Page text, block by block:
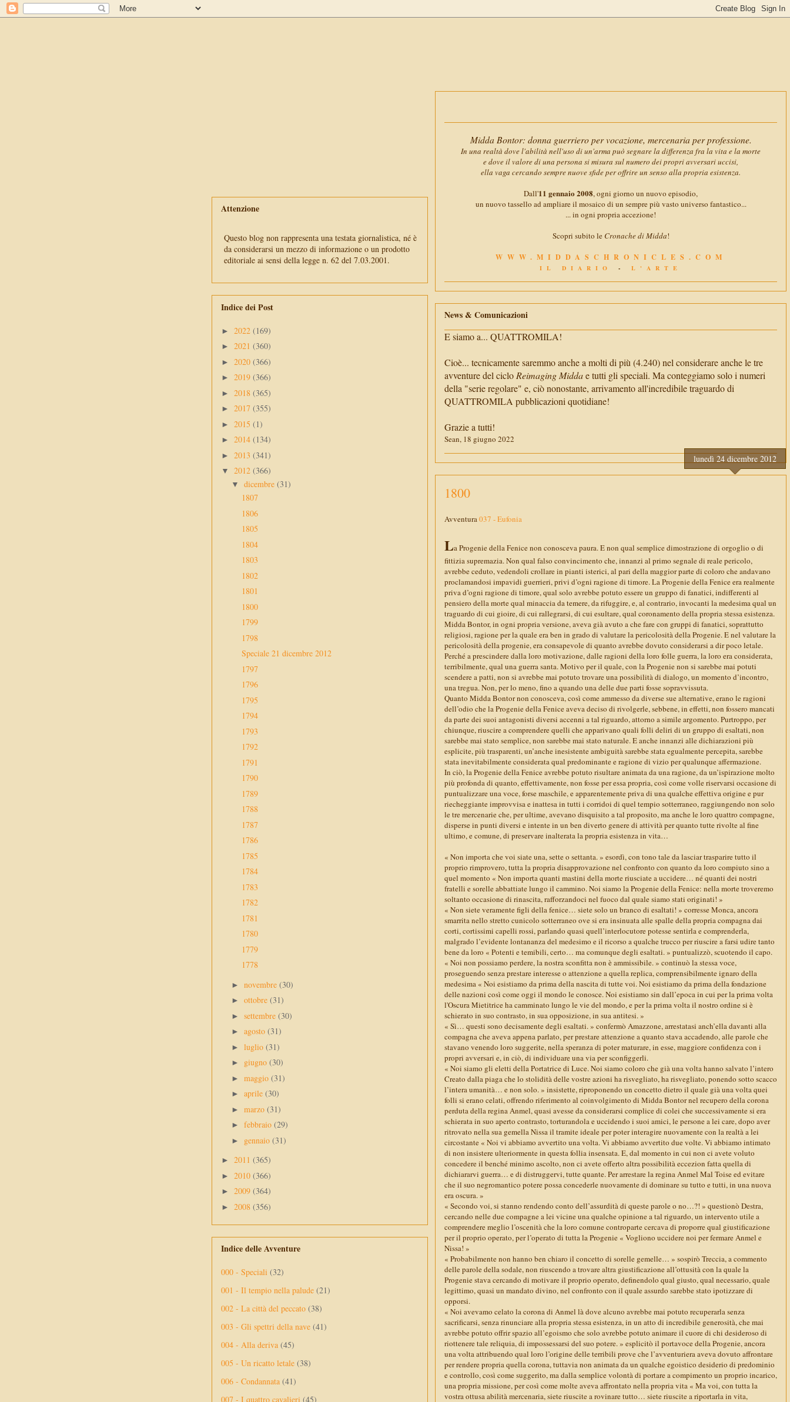
Midda Bontor: donna guerriero per vocazione, mercenaria per professione.
In una realtà dove l'abilità nell'uso di un'arma può segnare la differenza fra la vita e la morte
e dove il valore di una persona si misura sul numero dei propri avversari uccisi,
ella vaga cercando sempre nuove sfide per offrire un senso alla propria esistenza.
Dall'11 gennaio 2008, ogni giorno un nuovo episodio,
un nuovo tassello ad ampliare il mosaico di un sempre più vasto universo fantastico...
... in ogni propria accezione!
Scopri subito le Cronache di Midda!
WWW.MIDDASCHRONICLES.COM
IL DIARIO - L'ARTE
News & Comunicazioni
E siamo a... QUATTROMILA!
Cioè... tecnicamente saremmo anche a molti di più (4.240) nel considerare anche le tre
avventure del cicloReimaging Middae tutti gli speciali. Ma conteggiamo solo i numeri
della "serie regolare" e, ciò nonostante, arrivamento all'incredibile traguardo di
QUATTROMILA pubblicazioni quotidiane!
Grazie a tutti!
Sean, 18 giugno 2022
lunedì 24 dicembre 2012
1800
Avventura037 - Eufonia
La Progenie della Fenice non conosceva paura. E non qual semplice dimostrazione di orgoglio o di
fittizia supremazia. Non qual falso convincimento che, innanzi al primo segnale di reale pericolo,
avrebbe ceduto, vedendoli crollare in pianti isterici, al pari della maggior parte di coloro che andavano
proclamandosi impavidi guerrieri, privi d’ogni ragione di timore. La Progenie della Fenice era realmente
priva d’ogni ragione di timore, qual solo avrebbe potuto essere un gruppo di fanatici, indifferenti al
pensiero della morte qual minaccia da temere, da rifuggire, e, al contrario, invocanti la medesima qual un
traguardo di cui gioire, di cui rallegrarsi, di cui esultare, qual coronamento della propria stessa esistenza.
Midda Bontor, in ogni propria versione, aveva già avuto a che fare con gruppi di fanatici, soprattutto
religiosi, ragione per la quale era ben in grado di valutare la pericolosità della Progenie. E nel valutare la
pericolosità della progenie, era consapevole di quanto avrebbe dovuto considerarsi a dir poco letale.
Perché a prescindere dalla loro motivazione, dalle ragioni della loro folle guerra, la loro era considerata,
terribilmente, qual una guerra santa. Motivo per il quale, con la Progenie non si sarebbe mai potuti
scendere a patti, non si avrebbe mai potuto trovare una possibilità di dialogo, un momento d’incontro,
una tregua. Non, per lo meno, fino a quando una delle due parti fosse sopravvissuta.
Quanto Midda Bontor non conosceva, così come ammesso da diverse sue alternative, erano le ragioni
dell’odio che la Progenie della Fenice aveva deciso di rivolgerle, sebbene, in effetti, non fossero mancati
da parte dei suoi antagonisti diversi accenni a tal riguardo, attorno a simile argomento. Purtroppo, per
chiunque, riuscire a comprendere quelli che apparivano quali folli deliri di un gruppo di esaltati, non
sarebbe mai stato semplice, non sarebbe mai stato naturale. E anche innanzi alle dichiarazioni più
esplicite, più trasparenti, un’anche inesistente ambiguità sarebbe stata egualmente percepita, sarebbe
stata inevitabilmente considerata qual predominante e ragione di vizio per qualunque affermazione.
In ciò, la Progenie della Fenice avrebbe potuto risultare animata da una ragione, da un’ispirazione molto
più profonda di quanto, effettivamente, non fosse per essa propria, così come volle riservarsi occasione di
puntualizzare una voce, forse maschile, e apparentemente priva di una qualche effettiva origine e pur
riecheggiante improvvisa e inattesa in tutti i corridoi di quel tempio sotterraneo, raggiungendo non solo
le tre mercenarie che, per ultime, avevano disquisito a tal proposito, ma anche le loro quattro compagne,
disperse in punti diversi e intente in un ben diverto genere di attività per quanto tutte rivolte al fine
ultimo, e comune, di preservare inalterata la propria esistenza in vita…
« Non importa che voi siate una, sette o settanta. » esordì, con tono tale da lasciar trasparire tutto il
proprio rimprovero, tutta la propria disapprovazione nel confronto con quanto da loro compiuto sino a
quel momento « Non importa quanti mastini della morte riusciate a uccidere… né quanti dei nostri
fratelli e sorelle abbattiate lungo il cammino. Noi siamo la Progenie della Fenice: nella morte troveremo
soltanto occasione di rinascita, rafforzandoci nel fuoco dal quale siamo stati originati! »
« Non siete veramente figli della fenice… siete solo un branco di esaltati! » corresse Monca, ancora
smarrita nello stretto cunicolo sotterraneo ove si era insinuata alle spalle della propria compagna dai
corti, cortissimi capelli rossi, parlando quasi quell’interlocutore potesse sentirla e comprenderla,
malgrado l’evidente lontananza del medesimo e il ricorso a qualche trucco per riuscire a farsi udire tanto
bene da loro « Potenti e temibili, certo… ma comunque degli esaltati. » puntualizzò, scuotendo il capo.
« Noi non possiamo perdere, la nostra sconfitta non è ammissibile. » continuò la stessa voce,
proseguendo senza prestare interesse o attenzione a quella replica, comprensibilmente ignaro della
medesima « Noi esistiamo da prima della nascita di tutte voi. Noi esistiamo da prima della fondazione
delle nazioni così come oggi il mondo le conosce. Noi esistiamo sin dall’epoca in cui per la prima volta
l'Oscura Mietitrice ha camminato lungo le vie del mondo, e per la prima volta il nostro ordine si è
schierato in suo contrasto, in sua opposizione, in sua antitesi. »
« Sì… questi sono decisamente degli esaltati. » confermò Amazzone, arrestatasi anch’ella davanti alla
compagna che aveva appena parlato, per prestare attenzione a quanto stava accadendo, alle parole che
stavano venendo loro suggerite, nella speranza di poter maturare, in esse, maggiore confidenza con i
propri avversari e, in ciò, di individuare una via per sconfiggerli.
« Noi siamo gli eletti della Portatrice di Luce. Noi siamo coloro che già una volta hanno salvato l’intero
Creato dalla piaga che lo stolidità delle vostre azioni ha risvegliato, ha risvegliato, ponendo sotto scacco
l’intera umanità… e non solo. » insistette, riproponendo un concetto dietro il quale già una volta quei
folli si erano celati, offrendo riferimento al coinvolgimento di Midda Bontor nel recupero della corona
perduta della regina Anmel, quasi avesse da considerarsi complice di colei che successivamente si era
schierata in suo aperto contrasto, torturandola e uccidendo i suoi amici, le persone a lei care, dopo aver
ritrovato nella sua gemella Nissa il tramite ideale per poter interagire nuovamente con la realtà a lei
circostante « Noi vi abbiamo avvertito una volta. Vi abbiamo avvertito due volte. Vi abbiamo intimato
di non insistere ulteriormente in questa follia insensata. E, dal momento in cui non ci avete voluto
concedere il benché minimo ascolto, non ci avete offerto altra possibilità eccezion fatta quella di
dichiararvi guerra… e di distruggervi, tutte quante. Per arrestare la regina Anmel Mal Toise ed evitare
che il suo negromantico potere possa concederle nuovamente di dominare su tutto e tutti, in una nuova
era oscura. »
« Secondo voi, si stanno rendendo conto dell’assurdità di queste parole o no…?! » questionò Destra,
cercando nelle due compagne a lei vicine una qualche opinione a tal riguardo, un intervento utile a
comprendere meglio l’oscenità che la loro comune controparte cercava di proporre qual giustificazione
per il proprio operato, per l’operato di tutta la Progenie « Vogliono uccidere noi per fermare Anmel e
Nissa! »
« Probabilmente non hanno ben chiaro il concetto di sorelle gemelle… » sospirò Treccia, a commento
delle parole della sodale, non riuscendo a trovare altra giustificazione all’ottusità con la quale la
Progenie stava cercando di motivare il proprio operato, definendolo qual giusto, qual necessario, quale
legittimo, quasi un mandato divino, nel confronto con il quale assurdo sarebbe stato ipotizzare di
opporsi.
« Noi avevamo celato la corona di Anmel là dove alcuno avrebbe mai potuto recuperarla senza
sacrificarsi, senza rinunciare alla propria stessa esistenza, in un atto di incredibile generosità, che mai
avrebbe potuto offrir spazio all’egoismo che solo avrebbe potuto animare il cuore di chi desideroso di
riottenere tale reliquia, di impossessarsi del suo potere. » esplicitò il portavoce della Progenie, ancora
una volta attribuendo qual loro l’origine delle terribili prove che l’avventuriera aveva dovuto affrontare
per rendere propria quella corona, tuttavia non animata da un qualche egoistico desiderio di predominio
e controllo, così come suggerito, ma dalla semplice volontà di portare a compimento un proprio incarico,
una propria missione, per così come molte aveva affrontato nella propria vita « Ma voi, con tutta la
vostra ottusa abilità mercenaria, siete riuscite a rovinare tutto… siete riuscite a riportarla in vita,
Attenzione
Questo blog non rappresenta una testata giornalistica, né è
da considerarsi un mezzo di informazione o un prodotto
editoriale ai sensi della legge n. 62 del 7.03.2001.
Indice dei Post
► 2022 (169)
► 2021 (360)
► 2020 (366)
► 2019 (366)
► 2018 (365)
► 2017 (355)
► 2015 (1)
► 2014 (134)
► 2013 (341)
▼ 2012 (366)
▼ dicembre (31)
1807
1806
1805
1804
1803
1802
1801
1800
1799
1798
Speciale 21 dicembre 2012
1797
1796
1795
1794
1793
1792
1791
1790
1789
1788
1787
1786
1785
1784
1783
1782
1781
1780
1779
1778
► novembre (30)
► ottobre (31)
► settembre (30)
► agosto (31)
► luglio (31)
► giugno (30)
► maggio (31)
► aprile (30)
► marzo (31)
► febbraio (29)
► gennaio (31)
► 2011 (365)
► 2010 (366)
► 2009 (364)
► 2008 (356)
Indice delle Avventure
000 - Speciali (32)
001 - Il tempio nella palude (21)
002 - La città del peccato (38)
003 - Gli spettri della nave (41)
004 - Alla deriva (45)
005 - Un ricatto letale (38)
006 - Condannata (41)
007 - I quattro cavalieri (45)